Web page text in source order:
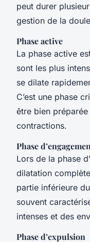
peut durer
gestion de la
Phase active
La phase active
sont les plus
se dilate
C’est une phase
être bien
contractions.
Phase
Lors de la phase
dilatation
partie inférieure
souvent
intenses et des
Phase d’expulsion